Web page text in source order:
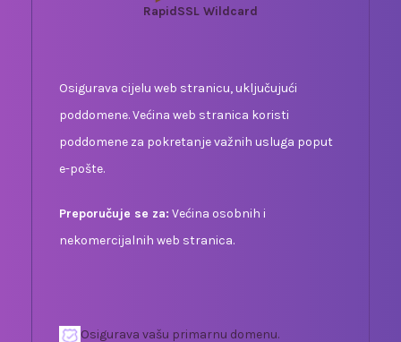
RapidSSL Wildcard
Osigurava cijelu web stranicu, uključujući
poddomene. Većina web stranica koristi
poddomene za pokretanje važnih usluga poput
e-pošte.
Preporučuje se za: Većina osobnih i
nekomercijalnih web stranica.
Osigurava vašu primarnu domenu.